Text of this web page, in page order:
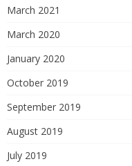
March 2021
March 2020
January 2020
October 2019
September 2019
August 2019
July 2019